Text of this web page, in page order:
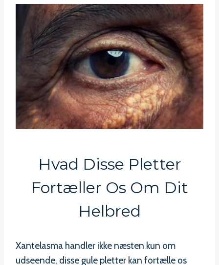
Hvad Disse Pletter
Fortæller Os Om Dit
Helbred
Xantelasma handler ikke næsten kun om
udseende, disse gule pletter kan fortælle os